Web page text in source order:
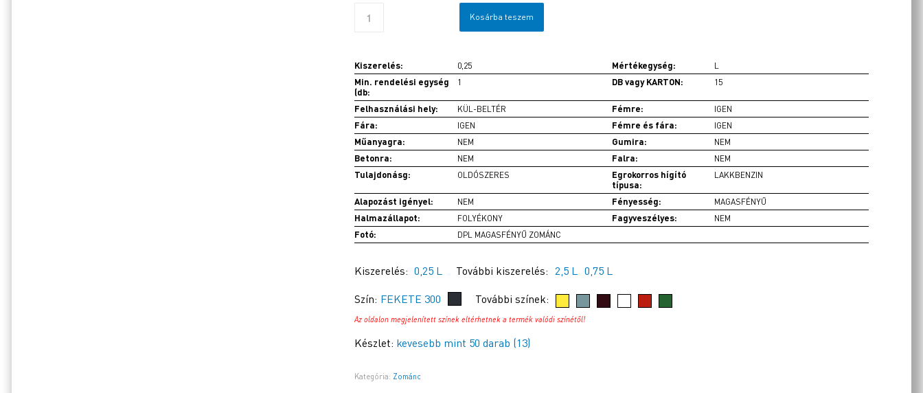
Kosárba teszem
Kiszerelés: 0,25 Mértékegység: L
Min. rendelési egység
(db:
1 DB vagy KARTON: 15
Felhasználási hely: KÜL-BELTÉR Fémre: IGEN
Fára: IGEN Fémre és fára: IGEN
Műanyagra: NEM Gumira: NEM
Betonra: NEM Falra: NEM
Tulajdonásg: OLDÓSZERES
Egrokorros hígító
típusa:
LAKKBENZIN
Alapozást igényel: NEM Fényesség: MAGASFÉNYŰ
Halmazállapot: FOLYÉKONY Fagyveszélyes: NEM
Fotó: DPL MAGASFÉNYŰ ZOMÁNC
Kiszerelés: 0,25 L További kiszerelés: 2,5 L 0,75 L
Szín: FEKETE 300 További színek:
Az oldalon megjelenített színek eltérhetnek a termék valódi színétől!
Készlet: kevesebb mint 50 darab (13)
Kategória: Zománc